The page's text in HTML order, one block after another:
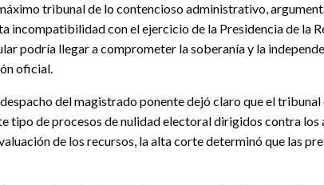
tribunal de lo contencioso administrativo,
incompatibilidad con el ejercicio de la Presidencia de la
podría llegar a comprometer la soberanía y la
oficial.
del magistrado ponente dejó claro que el
tipo de procesos de nulidad electoral dirigidos contra
de los recursos, la alta corte determinó que las